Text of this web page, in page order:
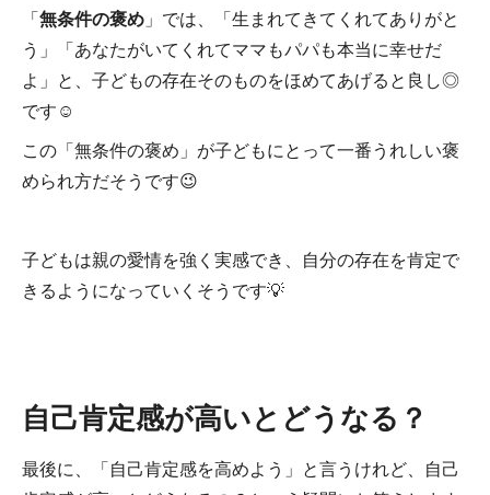
「無条件の褒め 」では、「生まれてきてくれてありがと
う」「あなたがいてくれてママもパパも本当に幸せだ
よ」と、子どもの存在そのものをほめてあげると良し◎
です☺
この「無条件の褒め」が子どもにとって一番うれしい褒
められ方だそうです😉
子どもは親の愛情を強く実感でき、自分の存在を肯定で
きるようになっていくそうです💡
自己肯定感が高いとどうなる？
最後に、「自己肯定感を高めよう」と言うけれど、自己